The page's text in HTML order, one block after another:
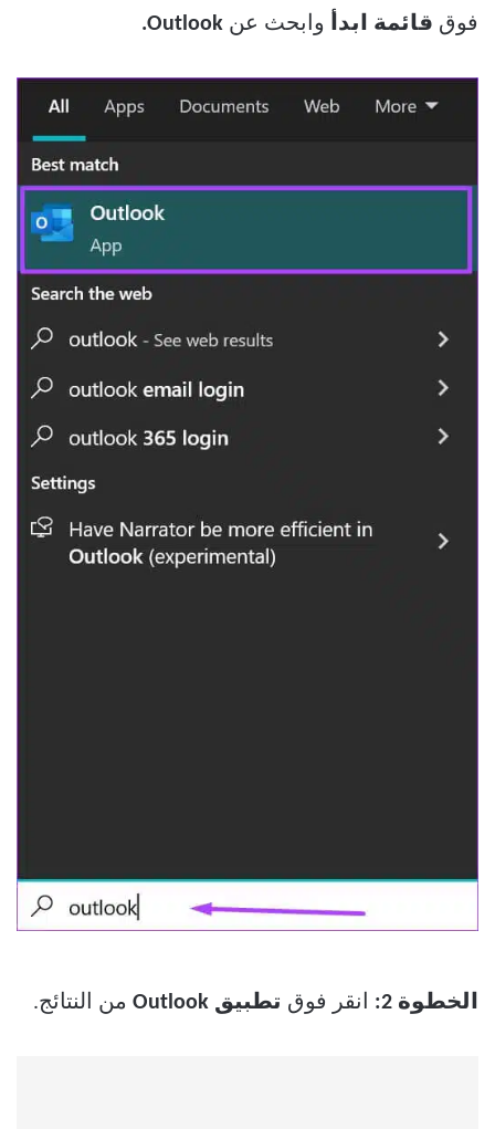
فوق قائمة ابدأ وابحث عن Outlook.
الخطوة 2: انقر فوق تطبيق Outlook من النتائج.